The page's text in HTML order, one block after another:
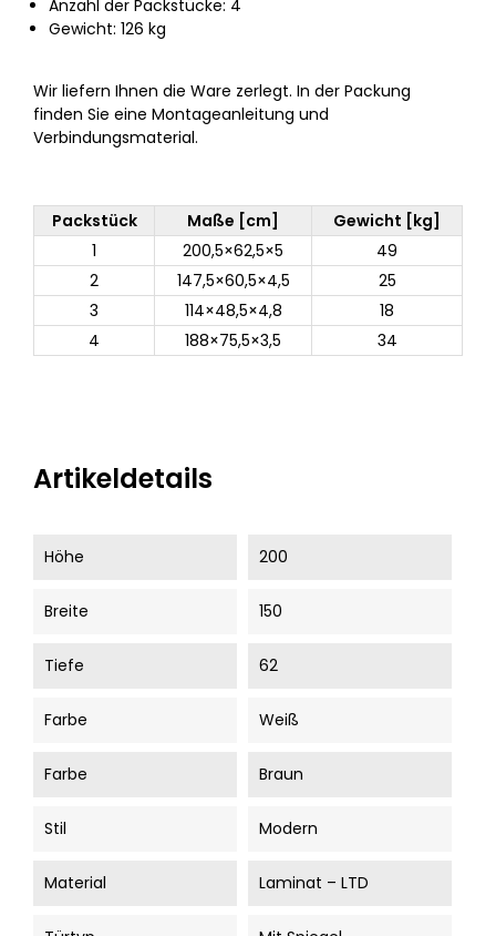
Anzahl der Packstücke: 4
Gewicht: 126 kg
Wir liefern Ihnen die Ware zerlegt. In der Packung
finden Sie eine Montageanleitung und
Verbindungsmaterial.
Packstück Maße [cm]
Gewicht [kg]
1
200,5×62,5×5
49
2
147,5×60,5×4,5
25
3
114×48,5×4,8
18
4
188×75,5×3,5 34
Artikeldetails
Höhe 200
Breite 150
Tiefe 62
Farbe Weiß
Farbe Braun
Stil Modern
Material Laminat – LTD